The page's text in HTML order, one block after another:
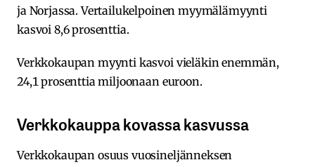
ja Norjassa. Vertailukelpoinen myymälämyynti
kasvoi 8,6 prosenttia.
Verkkokaupan myynti kasvoi vieläkin enemmän,
24,1 prosenttia miljoonaan euroon.
Verkkokauppa kovassa kasvussa
Verkkokaupan osuus vuosineljänneksen